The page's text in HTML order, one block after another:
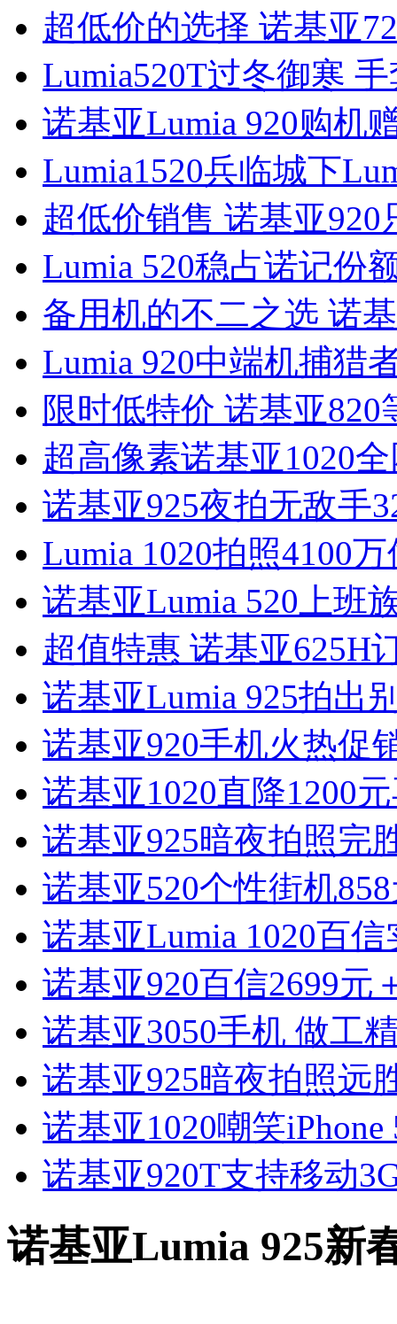
超低价的选择 诺基亚
Lumia520T过冬御寒
诺基亚Lumia 920购机
Lumia1520兵临城下
超低价销售 诺基亚920
Lumia 520稳占诺记份
备用机的不二之选 诺
Lumia 920中端机捕猎
限时低特价 诺基亚820
超高像素诺基亚1020
诺基亚925夜拍无敌手
Lumia 1020拍照4100
诺基亚Lumia 520上班
超值特惠 诺基亚625H
诺基亚Lumia 925拍出
诺基亚920手机火热促
诺基亚1020直降1200
诺基亚925暗夜拍照完
诺基亚520个性街机
诺基亚Lumia 1020百信
诺基亚920百信2699元
诺基亚3050手机 做工
诺基亚925暗夜拍照远
诺基亚1020嘲笑iPhone
诺基亚920T支持移动
诺基亚Lumia 925新